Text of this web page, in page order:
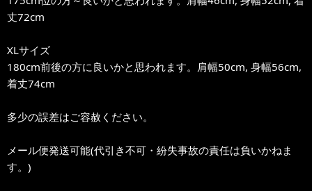
丈72cm
XLサイズ
180cm前後の方に良いかと思われます。肩幅50cm, 身幅56cm,
着丈74cm
多少の誤差はご容赦ください。
メール便発送可能(代引き不可・紛失事故の責任は負いかねま
す。)